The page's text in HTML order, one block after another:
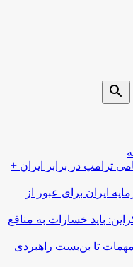
search
ترامپ در برابر ایران +
ایران برای عبور از
باید خسارات به منافع
مهمات تا بن‌بست راهبردی